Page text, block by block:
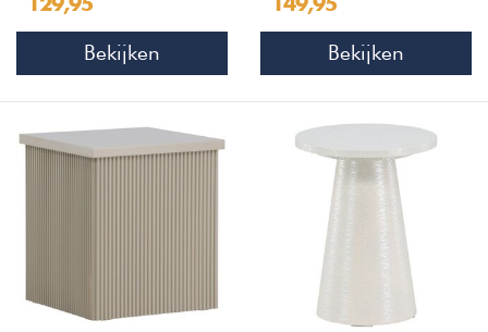
129,95
Bekijken
149,95
Bekijken